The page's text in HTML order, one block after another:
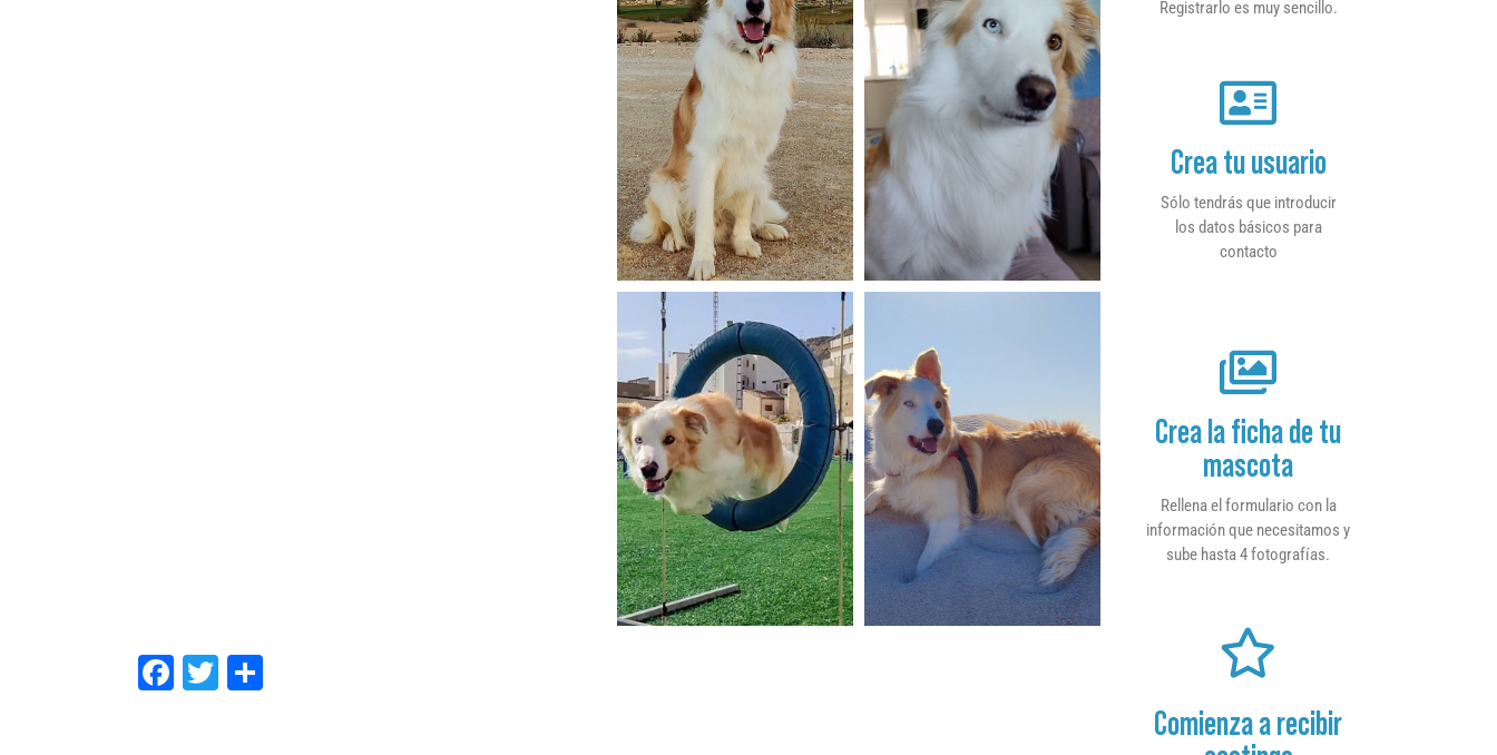
Facebook
Twitter
Registrarlo es muy sencillo.
Crea tu usuario
Sólo tendrás que introducir
los datos básicos para
contacto
Crea la ficha de tu
mascota
Rellena el formulario con la
información que necesitamos y
sube hasta 4 fotografías.
Comienza a recibir